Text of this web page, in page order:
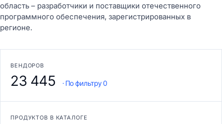
область – разработчики и поставщики отечественного
программного обеспечения, зарегистрированных в
регионе.
ВЕНДОРОВ
23 445 · По фильтру 0
ПРОДУКТОВ В КАТАЛОГЕ